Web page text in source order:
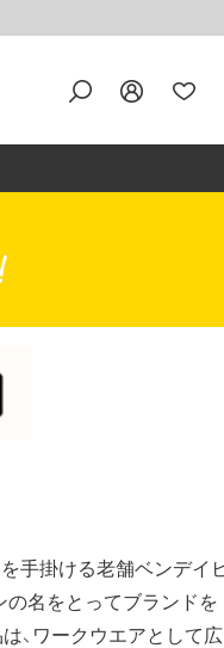
手掛ける老舗ベンデイ
の名をとってブランドを
、ワークウエアとして広